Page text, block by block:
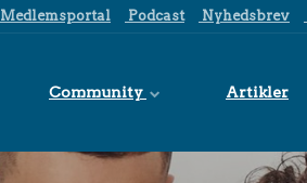
Medlemsportal Podcast Nyhedsbrev
Community Artikler